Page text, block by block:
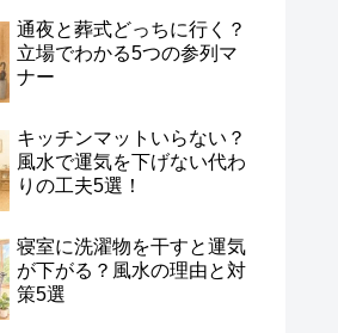
通夜と葬式どっちに行く？
立場でわかる5つの参列マ
ナー
キッチンマットいらない？
風水で運気を下げない代わ
りの工夫5選！
寝室に洗濯物を干すと運気
が下がる？風水の理由と対
策5選